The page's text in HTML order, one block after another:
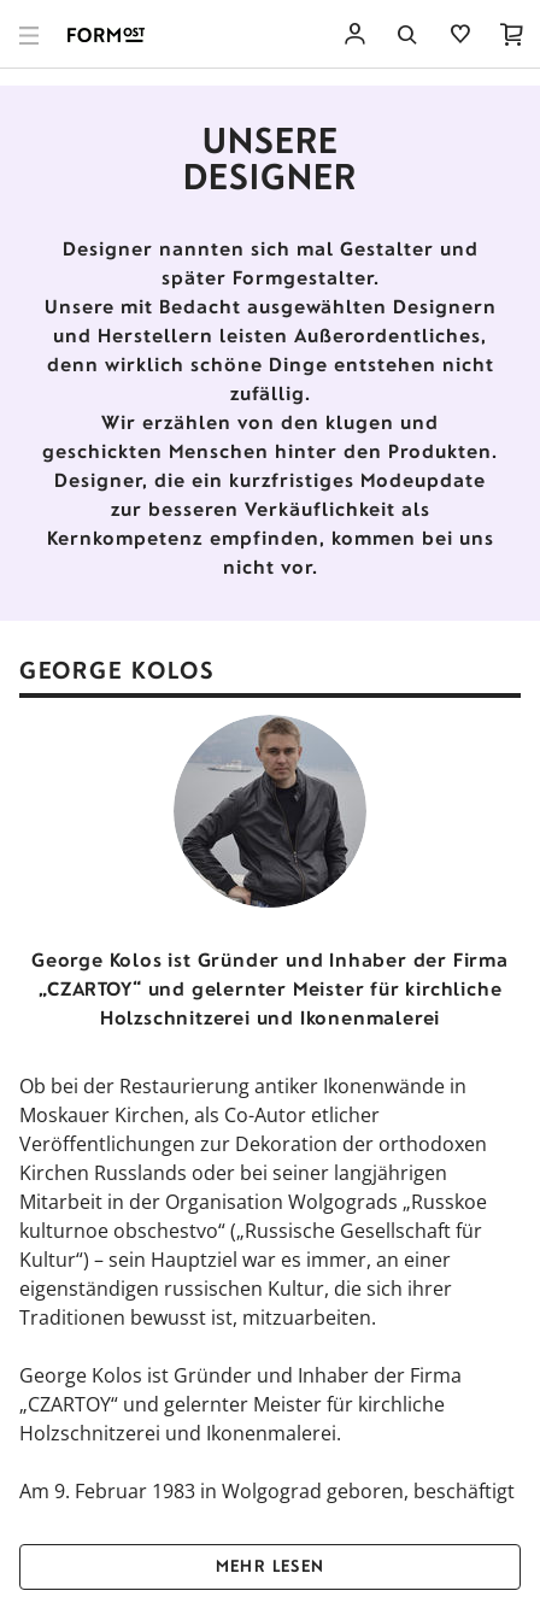
UNSERE
DESIGNER
Designer nannten sich mal Gestalter und
später Formgestalter.
Unsere mit Bedacht ausgewählten Designern
und Herstellern leisten Außerordentliches,
denn wirklich schöne Dinge entstehen nicht
zufällig.
Wir erzählen von den klugen und
geschickten Menschen hinter den Produkten.
Designer, die ein kurzfristiges Modeupdate
zur besseren Verkäuflichkeit als
Kernkompetenz empfinden, kommen bei uns
nicht vor.
GEORGE KOLOS
George Kolos ist Gründer und Inhaber der Firma
„CZARTOY“ und gelernter Meister für kirchliche
Holzschnitzerei und Ikonenmalerei
Ob bei der Restaurierung antiker Ikonenwände in
Moskauer Kirchen, als Co-Autor etlicher
Veröffentlichungen zur Dekoration der orthodoxen
Kirchen Russlands oder bei seiner langjährigen
Mitarbeit in der Organisation Wolgograds „Russkoe
kulturnoe obschestvo“ („Russische Gesellschaft für
Kultur“) – sein Hauptziel war es immer, an einer
eigenständigen russischen Kultur, die sich ihrer
Traditionen bewusst ist, mitzuarbeiten.
George Kolos ist Gründer und Inhaber der Firma
„CZARTOY“ und gelernter Meister für kirchliche
Holzschnitzerei und Ikonenmalerei.
Am 9. Februar 1983 in Wolgograd geboren, beschäftigt
2009 gründet Kolos Unternehmen „CZARTOY“. Mit
MEHR LESEN